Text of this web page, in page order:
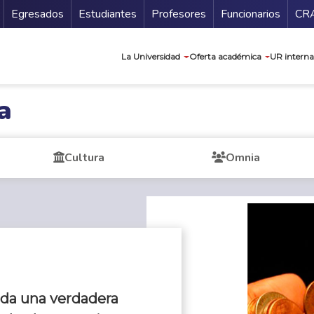
Egresados Estudiantes Profesores Funcionarios
La Universidad Oferta académica UR
Cultura Omnia
una verdadera